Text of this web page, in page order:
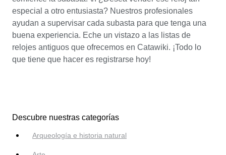
especial a otro entusiasta? Nuestros profesionales
ayudan a supervisar cada subasta para que tenga una
buena experiencia. Eche un vistazo a las listas de
relojes antiguos que ofrecemos en Catawiki. ¡Todo lo
que tiene que hacer es registrarse hoy!
Descubre nuestras categorías
Arqueología e historia natural